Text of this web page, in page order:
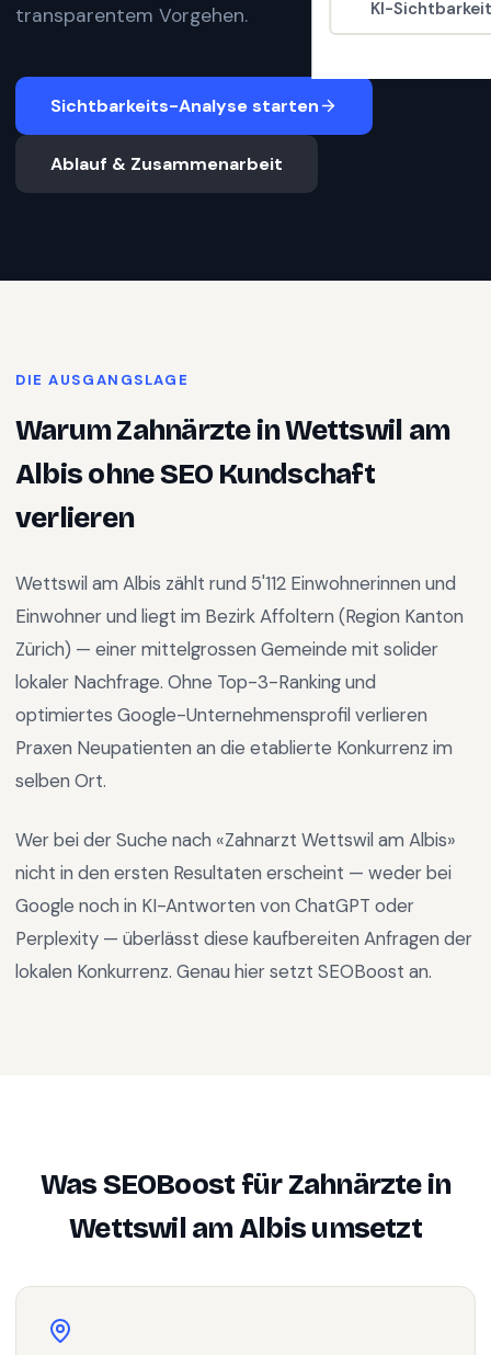
KI-
transparentem Vorgehen.
Sichtbarkeits-Analyse starten
Ablauf & Zusammenarbeit
DIE AUSGANGSLAGE
WarumZahnärzteinWettswil am
Albisohne SEO Kundschaft
verlieren
Wettswil am Albis zählt rund 5'112 Einwohnerinnen und
Einwohner und liegt im Bezirk Affoltern (Region Kanton
Zürich) — einer mittelgrossen Gemeinde mit solider
lokaler Nachfrage. Ohne Top-3-Ranking und
optimiertes Google-Unternehmensprofil verlieren
Praxen Neupatienten an die etablierte Konkurrenz im
selben Ort.
Wer bei der Suche nach «Zahnarzt Wettswil am Albis»
nicht in den ersten Resultaten erscheint — weder bei
Google noch in KI-Antworten von ChatGPT oder
Perplexity — überlässt diese kaufbereiten Anfragen der
lokalen Konkurrenz. Genau hier setzt SEOBoost an.
Was SEOBoost fürZahnärztein
Wettswil am Albisumsetzt